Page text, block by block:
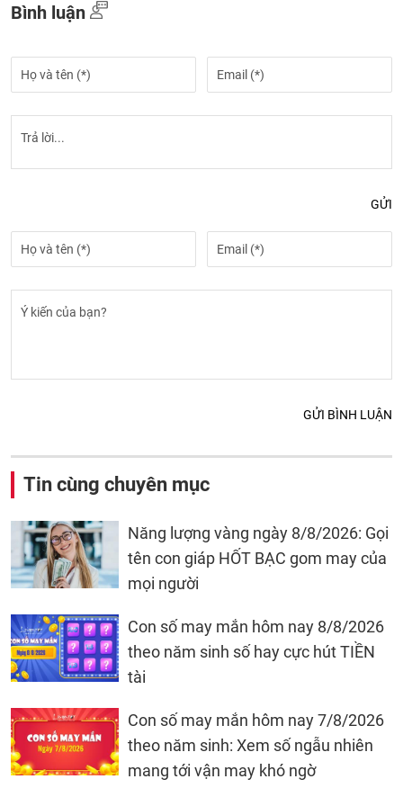
Bình luận
GỬI
GỬI BÌNH LUẬN
Tin cùng chuyên mục
Năng lượng vàng ngày 8/8/2026: Gọi
tên con giáp HỐT BẠC gom may của
mọi người
Con số may mắn hôm nay 8/8/2026
theo năm sinh số hay cực hút TIỀN
tài
Con số may mắn hôm nay 7/8/2026
theo năm sinh: Xem số ngẫu nhiên
mang tới vận may khó ngờ